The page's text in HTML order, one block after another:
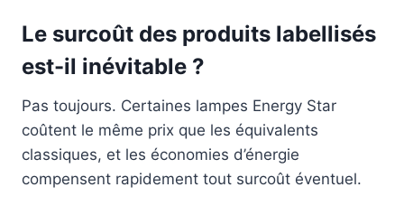
Le surcoût des produits labellisés
est-il inévitable ?
Pas toujours. Certaines lampes Energy Star
coûtent le même prix que les équivalents
classiques, et les économies d’énergie
compensent rapidement tout surcoût éventuel.